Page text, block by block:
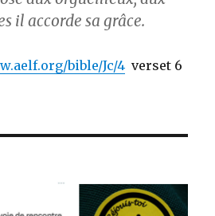
il accorde sa grâce.
bible/Jc/4verset 6